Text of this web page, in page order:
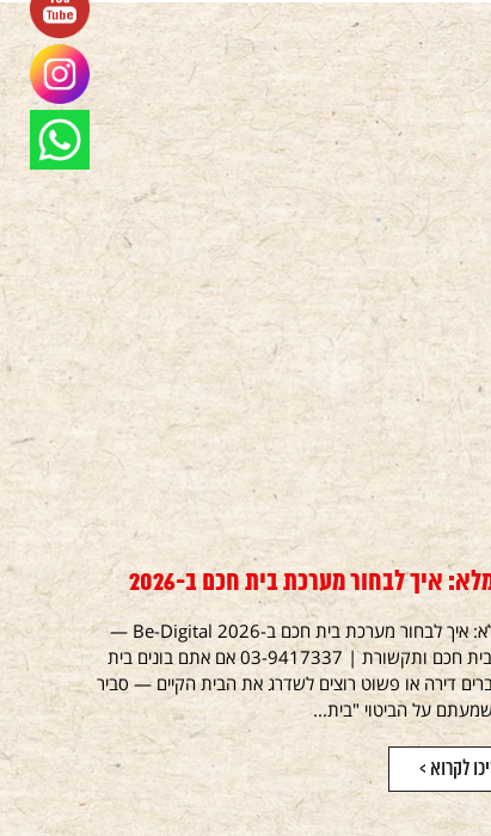
איך לבחור מערכת בית חכם ב-2026
מדריך מלא: איך לבחור מערכת בית חכם ב-2026 Be-Digital —
מערכות בית חכם ותקשורת | 03-9417337 אם אתם בונים בית
דירה או פשוט רוצים לשדרג את הבית הקיים — סביר
על הביטוי "בית...
לקרוא >